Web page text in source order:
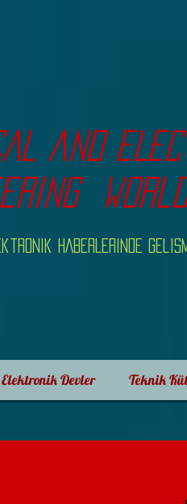
and
HABERLERINDE
Elektronik Devler Teknik